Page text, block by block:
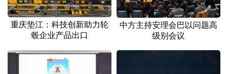
重庆垫江：科技创新助力轮
毂企业产品出口
中方主持安理会巴以问题高
级别会议